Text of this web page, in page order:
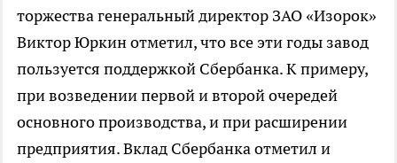
торжества генеральный директор ЗАО «Изорок»
Виктор Юркин отметил, что все эти годы завод
пользуется поддержкой Сбербанка. К примеру,
при возведении первой и второй очередей
основного производства, и при расширении
предприятия. Вклад Сбербанка отметил и